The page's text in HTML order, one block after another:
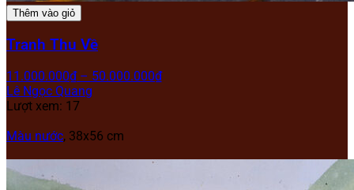
Thêm vào giỏ
Tranh Thu Về
11.000.000₫ – 50.000.000₫
Lê Ngọc Quang
Lượt xem: 17
Màu nước, 38x56 cm